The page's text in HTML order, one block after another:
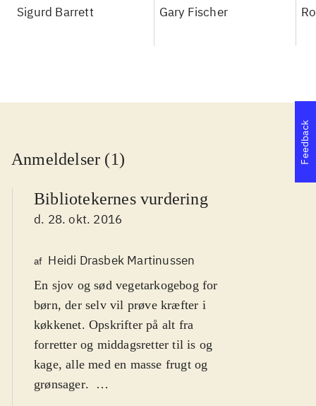
Sigurd Barrett
indlæringsvanskeligheder
Gary Fischer
Anmeldelser (1)
Bibliotekernes vurdering
d. 28. okt. 2016
af Heidi Drasbek Martinussen
En sjov og sød vegetarkogebog for
børn, der selv vil prøve kræfter i
køkkenet. Opskrifter på alt fra
forretter og middagsretter til is og
kage, alle med en masse frugt og
grønsager.
Feedback